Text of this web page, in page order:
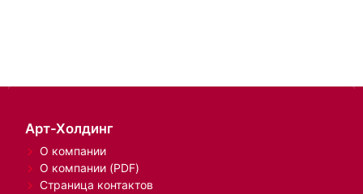
Арт-Холдинг
О компании
О компании (PDF)
Страница контактов